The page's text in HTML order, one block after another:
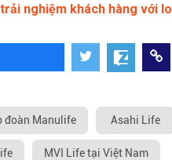
nghiệm khách hàng với
đoàn Manulife Asahi Life
MVI Life tại Việt Nam